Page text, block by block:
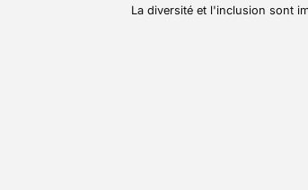
segment
complète et
La diversité et l'inclusion sont